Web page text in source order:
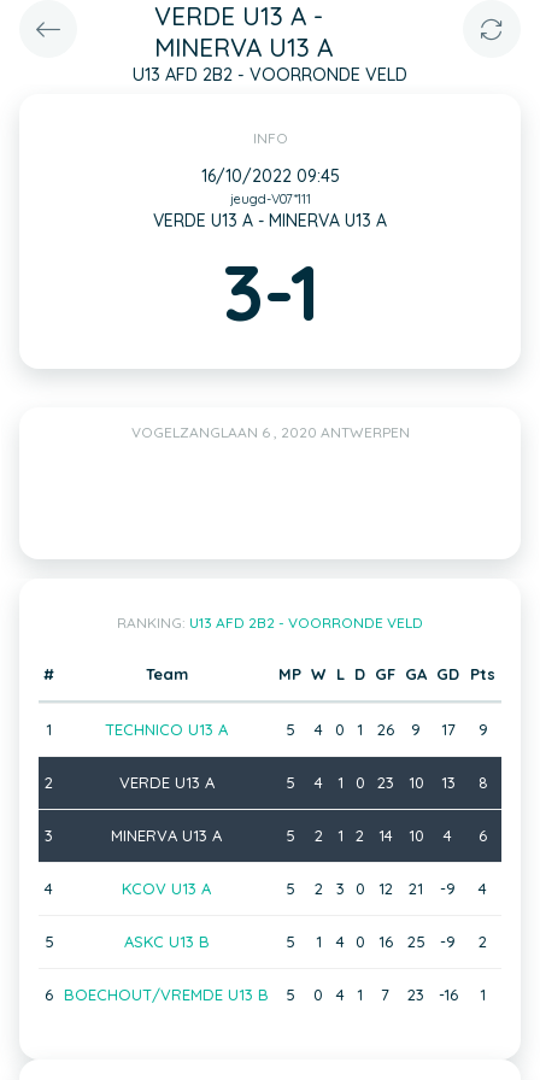
VERDE U13 A -
MINERVA U13 A
U13 AFD 2B2 - VOORRONDE VELD
INFO
16/10/2022 09:45
jeugd-V07*111
VERDE U13 A - MINERVA U13 A
3-1
VOGELZANGLAAN 6 , 2020 ANTWERPEN
RANKING: U13 AFD 2B2 - VOORRONDE VELD
# Team MP W L D GF GA GD Pts
1 TECHNICO U13 A 5 4 0 1 26 9 17 9
2 VERDE U13 A 5 4 1 0 23 10 13 8
3 MINERVA U13 A 5 2 1 2 14 10 4 6
4 KCOV U13 A 5 2 3 0 12 21 -9 4
5 ASKC U13 B 5 1 4 0 16 25 -9 2
6 BOECHOUT/VREMDE U13 B 5 0 4 1 7 23 -16 1